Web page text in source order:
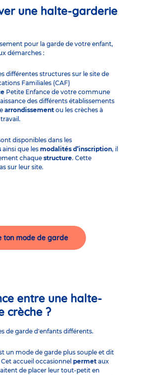
une halte-garderie
pour la garde de votre enfant,
démarches :
différentes structures sur le site de
Familiales (CAF)
Petite Enfance de votre commune
des différents établissements
arrondissement ou les crèches à
disponibles dans les
ainsi que les modalités d’inscription, il
chaque structure. Cette
sur leur site.
ton mode de garde
entre une halte-
crèche ?
de garde d'enfants différents.
un mode de garde plus souple et dit
accueil occasionnel permet aux
de placer leur tout-petit en